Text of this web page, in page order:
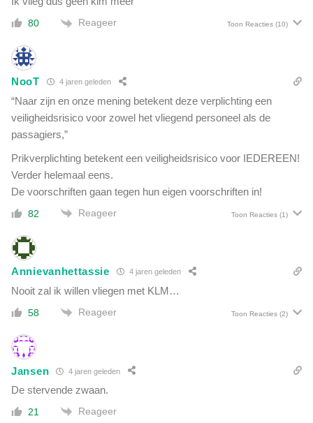
i
e
v
e
r
b
-
o
h
u
l
i
n
g
n
'
D
i
t
a
w
s
e
n
g
e
i
a
a
c
m
l
o
80 Reageer Toon Reacties (10)
NooT 4 jaren geleden
“Naar zijn en onze mening betekent deze verplichting een
veiligheidsrisico voor zowel het vliegend personeel als de
passagiers,”
Prikverplichting betekent een veiligheidsrisico voor IEDEREEN!
Verder helemaal eens.
De voorschriften gaan tegen hun eigen voorschriften in!
82 Reageer Toon Reacties (1)
Annievanhettassie 4 jaren geleden
Nooit zal ik willen vliegen met KLM…
58 Reageer Toon Reacties (2)
Jansen 4 jaren geleden
De stervende zwaan.
21 Reageer